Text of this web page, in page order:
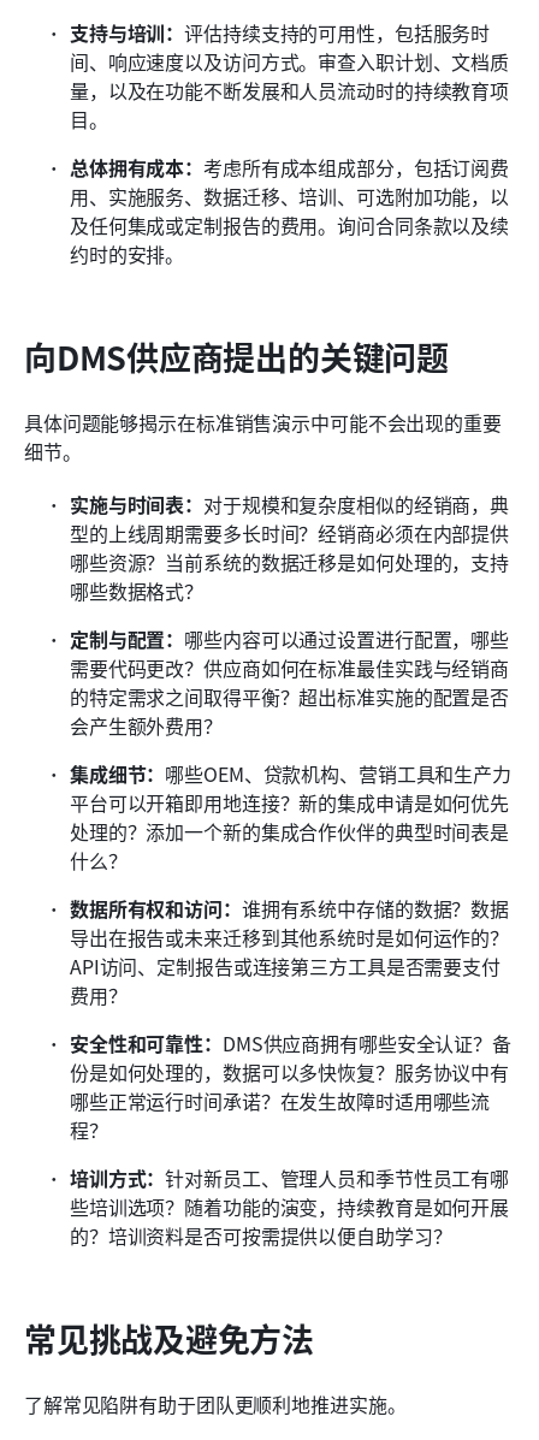
支持与培训：评估持续支持的可用性，包括服务时
间、响应速度以及访问方式。审查入职计划、文档质
量，以及在功能不断发展和人员流动时的持续教育项
目。
总体拥有成本：考虑所有成本组成部分，包括订阅费
用、实施服务、数据迁移、培训、可选附加功能，以
及任何集成或定制报告的费用。询问合同条款以及续
约时的安排。
向DMS供应商提出的关键问题
具体问题能够揭示在标准销售演示中可能不会出现的重要
细节。
实施与时间表： 对于规模和复杂度相似的经销商，典
型的上线周期需要多长时间？经销商必须在内部提供
哪些资源？当前系统的数据迁移是如何处理的，支持
哪些数据格式？
定制与配置： 哪些内容可以通过设置进行配置，哪些
需要代码更改？供应商如何在标准最佳实践与经销商
的特定需求之间取得平衡？超出标准实施的配置是否
会产生额外费用？
集成细节： 哪些OEM、贷款机构、营销工具和生产力
平台可以开箱即用地连接？新的集成申请是如何优先
处理的？添加一个新的集成合作伙伴的典型时间表是
什么？
数据所有权和访问： 谁拥有系统中存储的数据？数据
导出在报告或未来迁移到其他系统时是如何运作的？
API访问、定制报告或连接第三方工具是否需要支付
费用？
安全性和可靠性： DMS供应商拥有哪些安全认证？备
份是如何处理的，数据可以多快恢复？服务协议中有
哪些正常运行时间承诺？在发生故障时适用哪些流
程？
培训方式：针对新员工、管理人员和季节性员工有哪
些培训选项？随着功能的演变，持续教育是如何开展
的？培训资料是否可按需提供以便自助学习？
常见挑战及避免方法
了解常见陷阱有助于团队更顺利地推进实施。